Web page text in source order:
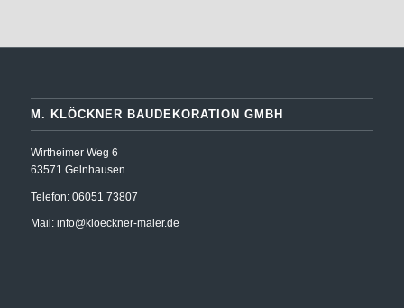
M. KLÖCKNER BAUDEKORATION GMBH
Wirtheimer Weg 6
63571 Gelnhausen
Telefon: 06051 73807
Mail: info@kloeckner-maler.de